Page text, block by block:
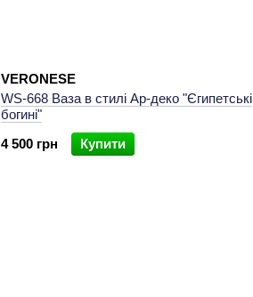
VERONESE
WS-668 Ваза в стилі Ар-деко "Єгипетські
богині"
4 500 грн
Купити